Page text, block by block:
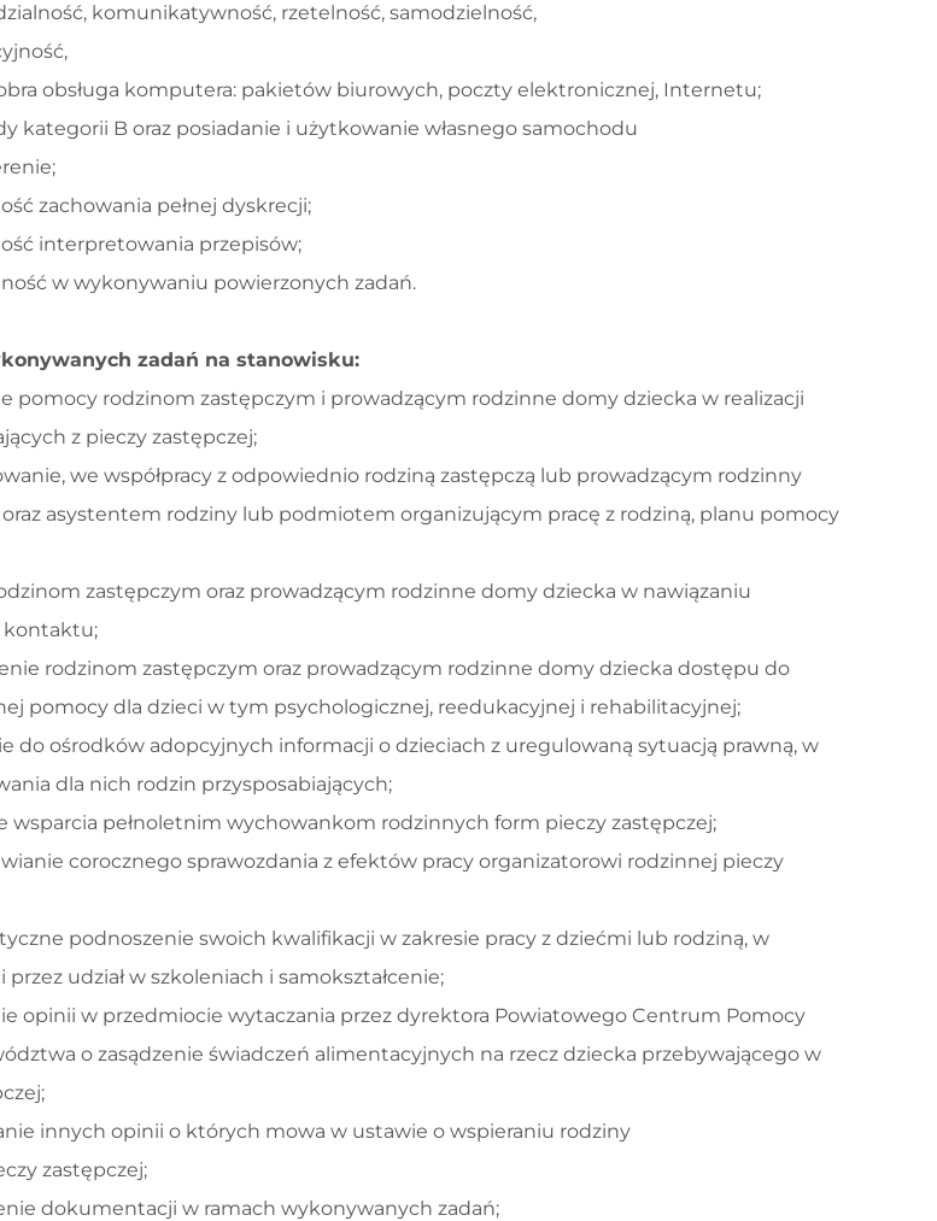
komunikatywność, rzetelność, samodzielność,
obsługa komputera: pakietów biurowych, poczty elektronicznej, Internetu;
kategorii B oraz posiadanie i użytkowanie własnego samochodu
zachowania pełnej dyskrecji;
interpretowania przepisów;
w wykonywaniu powierzonych zadań.
zadań na stanowisku:
pomocy rodzinom zastępczym i prowadzącym rodzinne domy dziecka w realizacji
z pieczy zastępczej;
we współpracy z odpowiednio rodziną zastępczą lub prowadzącym rodzinny
asystentem rodziny lub podmiotem organizującym pracę z rodziną, planu pomocy
zastępczym oraz prowadzącym rodzinne domy dziecka w nawiązaniu
kontaktu;
rodzinom zastępczym oraz prowadzącym rodzinne domy dziecka dostępu do
pomocy dla dzieci w tym psychologicznej, reedukacyjnej i rehabilitacyjnej;
do ośrodków adopcyjnych informacji o dzieciach z uregulowaną sytuacją prawną, w
dla nich rodzin przysposabiających;
wsparcia pełnoletnim wychowankom rodzinnych form pieczy zastępczej;
corocznego sprawozdania z efektów pracy organizatorowi rodzinnej pieczy
podnoszenie swoich kwalifikacji w zakresie pracy z dziećmi lub rodziną, w
przez udział w szkoleniach i samokształcenie;
opinii w przedmiocie wytaczania przez dyrektora Powiatowego Centrum Pomocy
o zasądzenie świadczeń alimentacyjnych na rzecz dziecka przebywającego w
innych opinii o których mowa w ustawie o wspieraniu rodziny
zastępczej;
dokumentacji w ramach wykonywanych zadań;